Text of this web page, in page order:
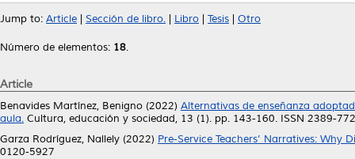
Jump to: Article Sección de libro. Libro Tesis Otro
Número de elementos: 18.
Article
Benavides Martínez, Benigno (2022) Alternativas de enseñanza
aula. Cultura, educación y sociedad, 13 (1). pp. 143-160. ISSN 2389-
Garza Rodríguez, Nallely (2022) Pre-Service Teachers’ Narratives: Why
0120-5927